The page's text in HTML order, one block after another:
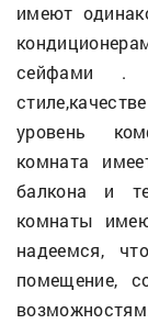
имеют
сейфами .
уровень
комната
балкона и
комнаты
надеемся,
помещение,